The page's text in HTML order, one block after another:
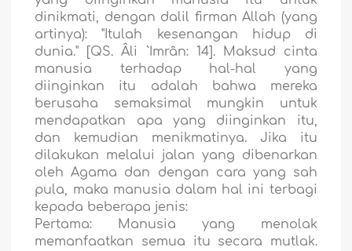
dinikmati, dengan dalil firman Allah (yang
artinya): "Itulah kesenangan hidup di
dunia." [QS. Âli `Imrân: 14]. Maksud cinta
manusia terhadap hal-hal yang
diinginkan itu adalah bahwa mereka
berusaha semaksimal mungkin untuk
mendapatkan apa yang diinginkan itu,
dan kemudian menikmatinya. Jika itu
dilakukan melalui jalan yang dibenarkan
oleh Agama dan dengan cara yang sah
pula, maka manusia dalam hal ini terbagi
kepada beberapa jenis:
Pertama: Manusia yang menolak
memanfaatkan semua itu secara mutlak.